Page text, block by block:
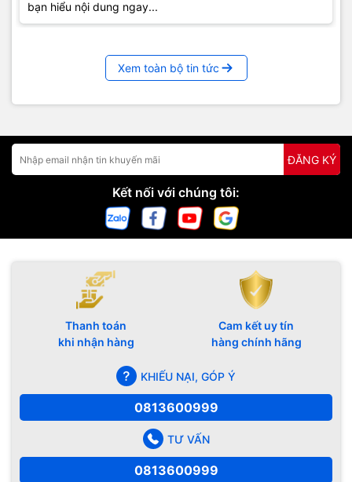
bạn hiểu nội dung ngay...
Xem toàn bộ tin tức
ĐĂNG KÝ
Kết nối với chúng tôi:
Thanh toán
khi nhận hàng
Cam kết uy tín
hàng chính hãng
KHIẾU NẠI, GÓP Ý
0813600999
TƯ VẤN
0813600999